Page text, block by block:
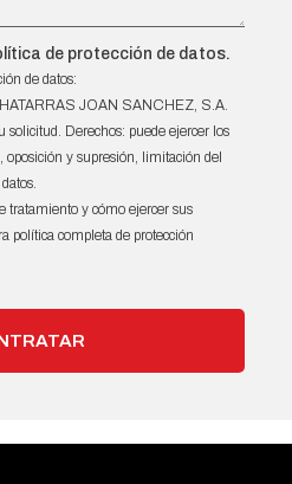
de protección de datos.
de datos:
JOAN SANCHEZ, S.A.
solicitud. Derechos: puede ejercer los
oposición y supresión, limitación del
tratamiento y cómo ejercer sus
política completa de protección